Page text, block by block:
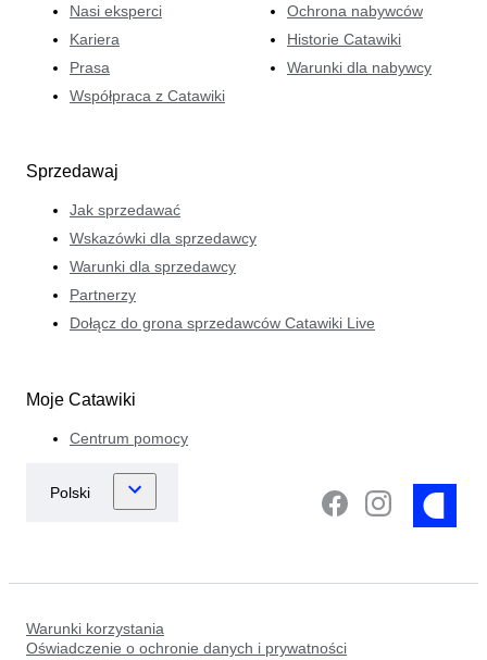
Nasi eksperci
Kariera
Prasa
Współpraca z Catawiki
Ochrona nabywców
Historie Catawiki
Warunki dla nabywcy
Sprzedawaj
Jak sprzedawać
Wskazówki dla sprzedawcy
Warunki dla sprzedawcy
Partnerzy
Dołącz do grona sprzedawców Catawiki Live
Moje Catawiki
Centrum pomocy
Warunki korzystania
Oświadczenie o ochronie danych i prywatności